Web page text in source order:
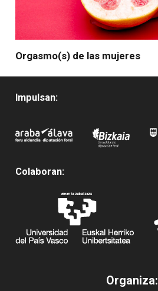
Orgasmo(s) de las mujeres
Impulsan:
Colaboran:
Organiza: